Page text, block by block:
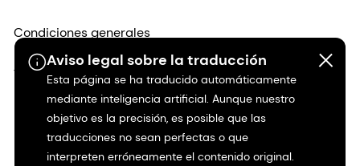
Aviso legal sobre la traducción
Esta página se ha traducido automáticamente
mediante inteligencia artificial. Aunque nuestro
objetivo es la precisión, es posible que las
traducciones no sean perfectas o que
interpreten erróneamente el contenido original.
Condiciones generales
Transparencia en California
Declaración de accesibilidad
Información jurídica